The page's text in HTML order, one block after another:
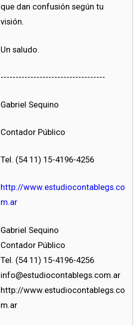
que dan confusión según tu
visión.
Un saludo.
-----------------------------------
Gabriel Sequino
Contador Público
Tel. (54 11) 15-4196-4256
http://www.estudiocontablegs.co
m.ar
Gabriel Sequino
Contador Público
Tel. (54 11) 15-4196-4256
info@estudiocontablegs.com.ar
http://www.estudiocontablegs.co
m.ar